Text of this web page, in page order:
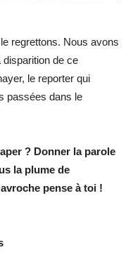
regrettons. Nous avons
de ce
le reporter qui
passées dans le
? Donner la parole
la plume de
pense à toi !